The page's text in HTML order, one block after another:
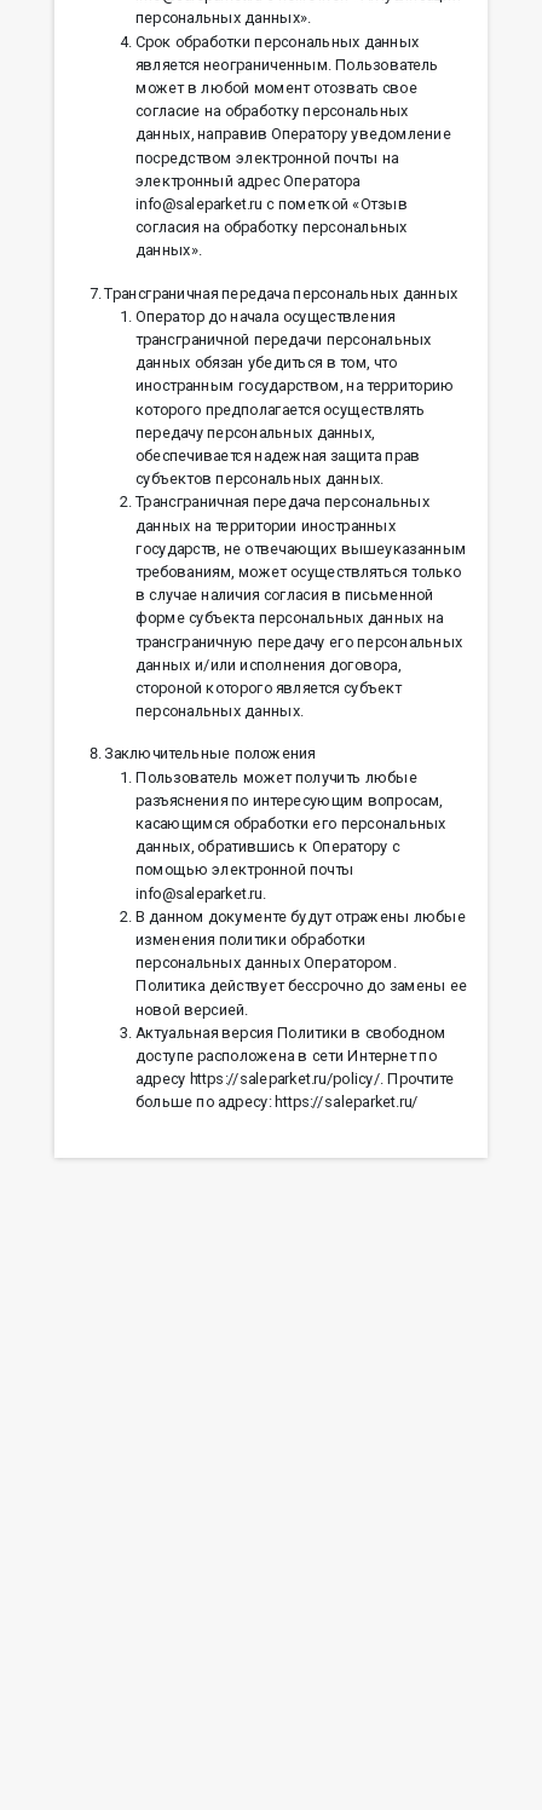
персональных данных».
Срок обработки персональных данных
является неограниченным. Пользователь
может в любой момент отозвать свое
согласие на обработку персональных
данных, направив Оператору уведомление
посредством электронной почты на
электронный адрес Оператора
info@saleparket.ru с пометкой «Отзыв
согласия на обработку персональных
данных».
Трансграничная передача персональных данных
Оператор до начала осуществления
трансграничной передачи персональных
данных обязан убедиться в том, что
иностранным государством, на территорию
которого предполагается осуществлять
передачу персональных данных,
обеспечивается надежная защита прав
субъектов персональных данных.
Трансграничная передача персональных
данных на территории иностранных
государств, не отвечающих вышеуказанным
требованиям, может осуществляться только
в случае наличия согласия в письменной
форме субъекта персональных данных на
трансграничную передачу его персональных
данных и/или исполнения договора,
стороной которого является субъект
персональных данных.
Заключительные положения
Пользователь может получить любые
разъяснения по интересующим вопросам,
касающимся обработки его персональных
данных, обратившись к Оператору с
помощью электронной почты
info@saleparket.ru.
В данном документе будут отражены любые
изменения политики обработки
персональных данных Оператором.
Политика действует бессрочно до замены ее
новой версией.
Актуальная версия Политики в свободном
доступе расположена в сети Интернет по
адресу https://saleparket.ru/policy/. Прочтите
больше по адресу: https://saleparket.ru/